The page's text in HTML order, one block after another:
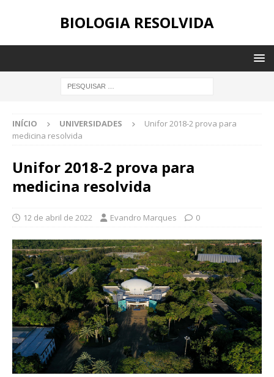
BIOLOGIA RESOLVIDA
INÍCIO UNIVERSIDADES
Unifor 2018-2 prova para
medicina resolvida
Unifor 2018-2 prova para
medicina resolvida
12 de abril de 2022 Evandro Marques 0